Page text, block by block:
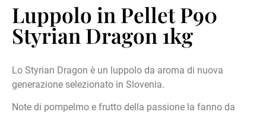
Luppolo in Pellet P90
Styrian Dragon 1kg
Lo Styrian Dragon è un luppolo da aroma di nuova
generazione selezionato in Slovenia.
Note di pompelmo e frutto della passione la fanno da